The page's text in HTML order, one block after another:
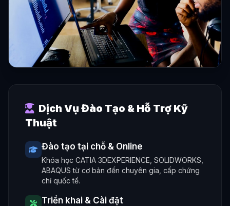
Dịch Vụ Đào Tạo & Hỗ Trợ Kỹ
Thuật
Đào tạo tại chỗ & Online
Khóa học CATIA 3DEXPERIENCE, SOLIDWORKS,
ABAQUS từ cơ bản đến chuyên gia, cấp chứng
chỉ quốc tế.
Triển khai & Cài đặt